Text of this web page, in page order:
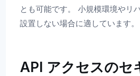
とも可能です。 小規模環境やリ
設置しない場合に適しています。
API アクセスのセ